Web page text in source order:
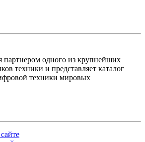
партнером одного из крупнейших
техники и представляет каталог
техники мировых